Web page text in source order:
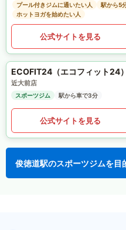
プール付きジムに通いたい人
駅から5
ホットヨガを始めたい人
公式サイトを見る
ECOFIT24（エコフィット24）
近大前店
スポーツジム 駅から車で3分
公式サイトを見る
俊徳道駅のスポーツジムを目